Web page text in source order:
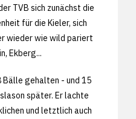
TVB sich zunächst die
für die Kieler, sich
wieder wie wild pariert
Ekberg...
gehalten - und 15
später. Er lachte
und letztlich auch